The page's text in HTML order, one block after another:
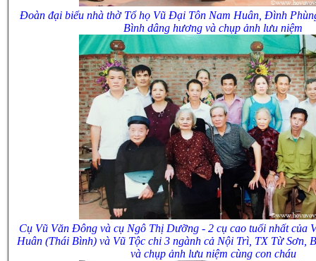
Đoàn đại biểu nhà thờ Tổ họ Vũ Đại Tôn Nam Huân, Đình
Bình dâng hương và chụp ảnh lưu niệm
Cụ Vũ Văn Đông và cụ Ngô Thị Dưỡng - 2 cụ cao tuổi nhất của
Huân (Thái Bình) và Vũ Tộc chi 3 ngành cả Nội Trì, TX Từ Sơn,
và chụp ảnh lưu niệm cùng con cháu